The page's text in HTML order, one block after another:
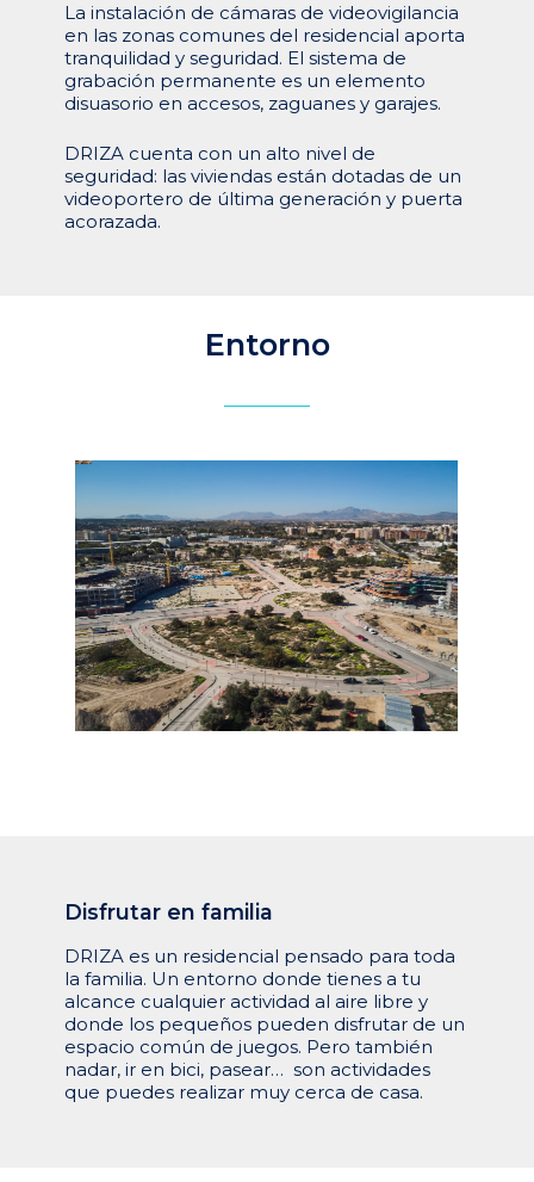
La instalación de cámaras de videovigilancia
en las zonas comunes del residencial aporta
tranquilidad y seguridad. El sistema de
grabación permanente es un elemento
disuasorio en accesos, zaguanes y garajes.
DRIZA cuenta con un alto nivel de
seguridad: las viviendas están dotadas de un
videoportero de última generación y puerta
acorazada.
Entorno
Disfrutar en familia
DRIZA es un residencial pensado para toda
la familia. Un entorno donde tienes a tu
alcance cualquier actividad al aire libre y
donde los pequeños pueden disfrutar de un
espacio común de juegos. Pero también
nadar, ir en bici, pasear… son actividades
que puedes realizar muy cerca de casa.